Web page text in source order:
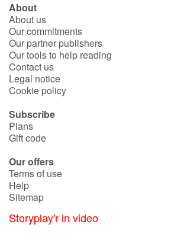
French book lists for children
Reading for children
Activities and workshops
Dyslexia and reading disorders
About
About us
Our commitments
Our partner publishers
Our tools to help reading
Contact us
Legal notice
Cookie policy
Subscribe
Plans
Gift code
Our offers
Terms of use
Help
Sitemap
Storyplay'r in video